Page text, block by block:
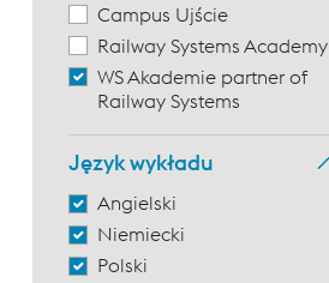
Campus Ujście
Railway Systems Academy
WS Akademie partner of
Railway Systems
Język wykładu
Angielski
Niemiecki
Polski